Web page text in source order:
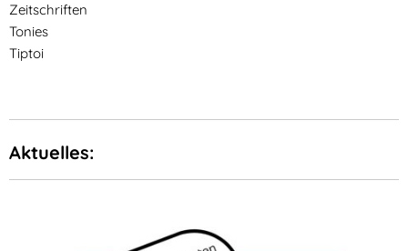
Zeitschriften
Tonies
Tiptoi
Aktuelles: